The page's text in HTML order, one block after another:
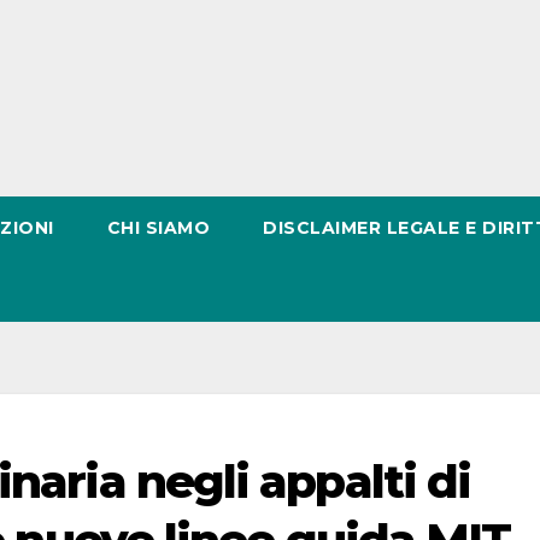
CHI SIAMO DISCLAIMER LEGALE E
negli appalti di